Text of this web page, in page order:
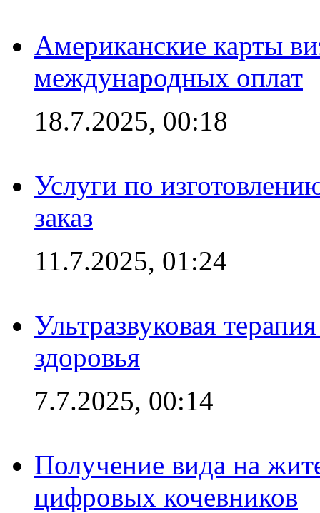
Американские карты
международных оплат
18.7.2025, 00:18
Услуги по
заказ
11.7.2025, 01:24
Ультразвуковая
здоровья
7.7.2025, 00:14
Получение вида на
цифровых кочевников